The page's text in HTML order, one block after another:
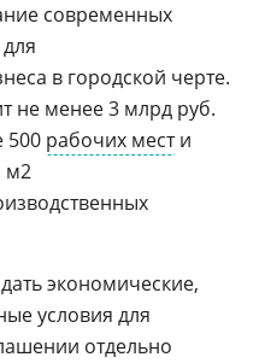
современных
в городской черте.
не менее 3 млрд руб.
500 рабочих мести
м2
экономические,
условия для
отдельно